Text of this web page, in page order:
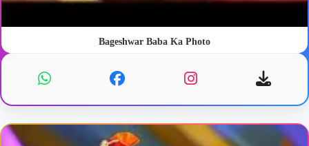
Bageshwar Baba Ka Photo